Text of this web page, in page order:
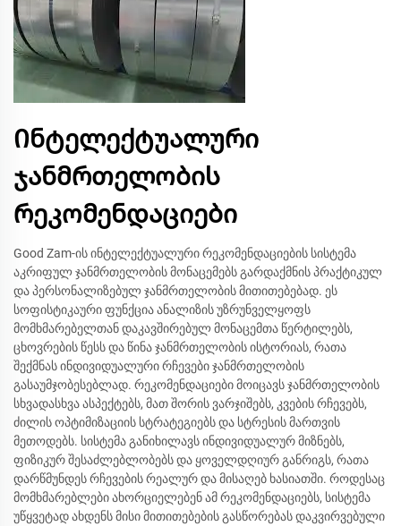
Ინტელექტუალური
ჯანმრთელობის
რეკომენდაციები
Good Zam-ის ინტელექტუალური რეკომენდაციების სისტემა
აკრიფულ ჯანმრთელობის მონაცემებს გარდაქმნის პრაქტიკულ
და პერსონალიზებულ ჯანმრთელობის მითითებებად. ეს
სოფისტიკაური ფუნქცია ანალიზის უზრუნველყოფს
მომხმარებელთან დაკავშირებულ მონაცემთა წერტილებს,
ცხოვრების წესს და წინა ჯანმრთელობის ისტორიას, რათა
შექმნას ინდივიდუალური რჩევები ჯანმრთელობის
გასაუმჯობესებლად. რეკომენდაციები მოიცავს ჯანმრთელობის
სხვადასხვა ასპექტებს, მათ შორის ვარჯიშებს, კვების რჩევებს,
ძილის ოპტიმიზაციის სტრატეგიებს და სტრესის მართვის
მეთოდებს. სისტემა განიხილავს ინდივიდუალურ მიზნებს,
ფიზიკურ შესაძლებლობებს და ყოველდღიურ განრიგს, რათა
დარწმუნდეს რჩევების რეალურ და მისაღებ ხასიათში. როდესაც
მომხმარებლები ახორციელებენ ამ რეკომენდაციებს, სისტემა
უწყვეტად ახდენს მისი მითითებების გასწორებას დაკვირვებული